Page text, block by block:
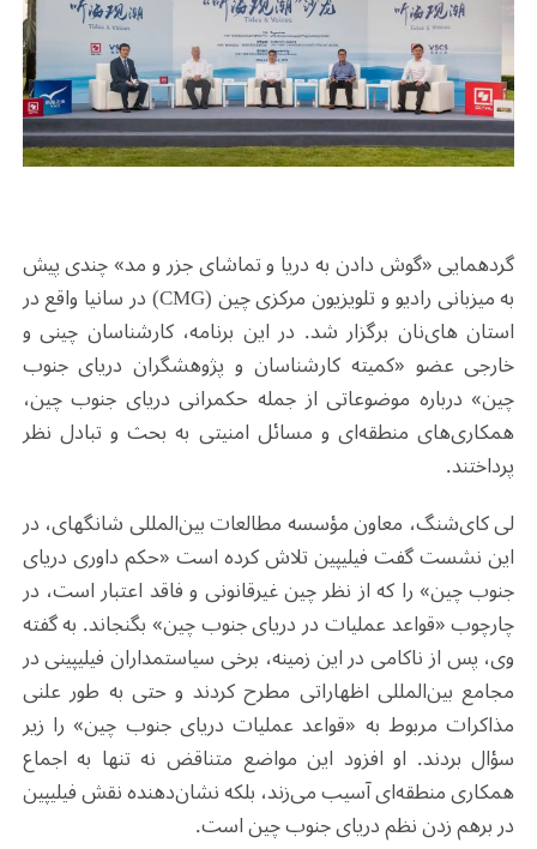
گردهمایی «گوش دادن به دریا و تماشای جزر و مد» چندی پیش
به میزبانی رادیو و تلویزیون مرکزی چین (CMG) در سانیا واقع در
استان های‌نان برگزار شد. در این برنامه، کارشناسان چینی و
خارجی عضو «کمیته کارشناسان و پژوهشگران دریای جنوب
چین» درباره موضوعاتی از جمله حکمرانی دریای جنوب چین،
همکاری‌های منطقه‌ای و مسائل امنیتی به بحث و تبادل نظر
پرداختند.
لی کای‌شنگ، معاون مؤسسه مطالعات بین‌المللی شانگهای، در
این نشست گفت فیلیپین تلاش کرده است «حکم داوری دریای
جنوب چین» را که از نظر چین غیرقانونی و فاقد اعتبار است، در
چارچوب «قواعد عملیات در دریای جنوب چین» بگنجاند. به گفته
وی، پس از ناکامی در این زمینه، برخی سیاستمداران فیلیپینی در
مجامع بین‌المللی اظهاراتی مطرح کردند و حتی به طور علنی
مذاکرات مربوط به «قواعد عملیات دریای جنوب چین» را زیر
سؤال بردند. او افزود این مواضع متناقض نه تنها به اجماع
همکاری منطقه‌ای آسیب می‌زند، بلکه نشان‌دهنده نقش فیلیپین
در برهم زدن نظم دریای جنوب چین است.